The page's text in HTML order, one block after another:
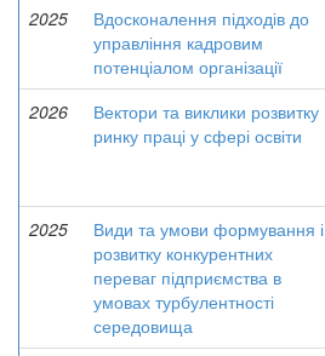
2025
Вдосконалення підходів до
управління кадровим
потенціалом організації
2026
Вектори та виклики розвитку
ринку праці у сфері освіти
2025
Види та умови формування і
розвитку конкурентних
переваг підприємства в
умовах турбулентності
середовища